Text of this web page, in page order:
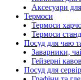
Аксесуари
Термоси
Термоси
Термоси
Посуд для чаю
Заварники,
Гейзерні
Посуд для